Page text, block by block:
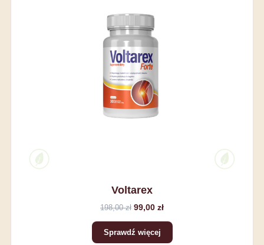
Voltarex
198,00 zł 99,00 zł
Sprawdź więcej